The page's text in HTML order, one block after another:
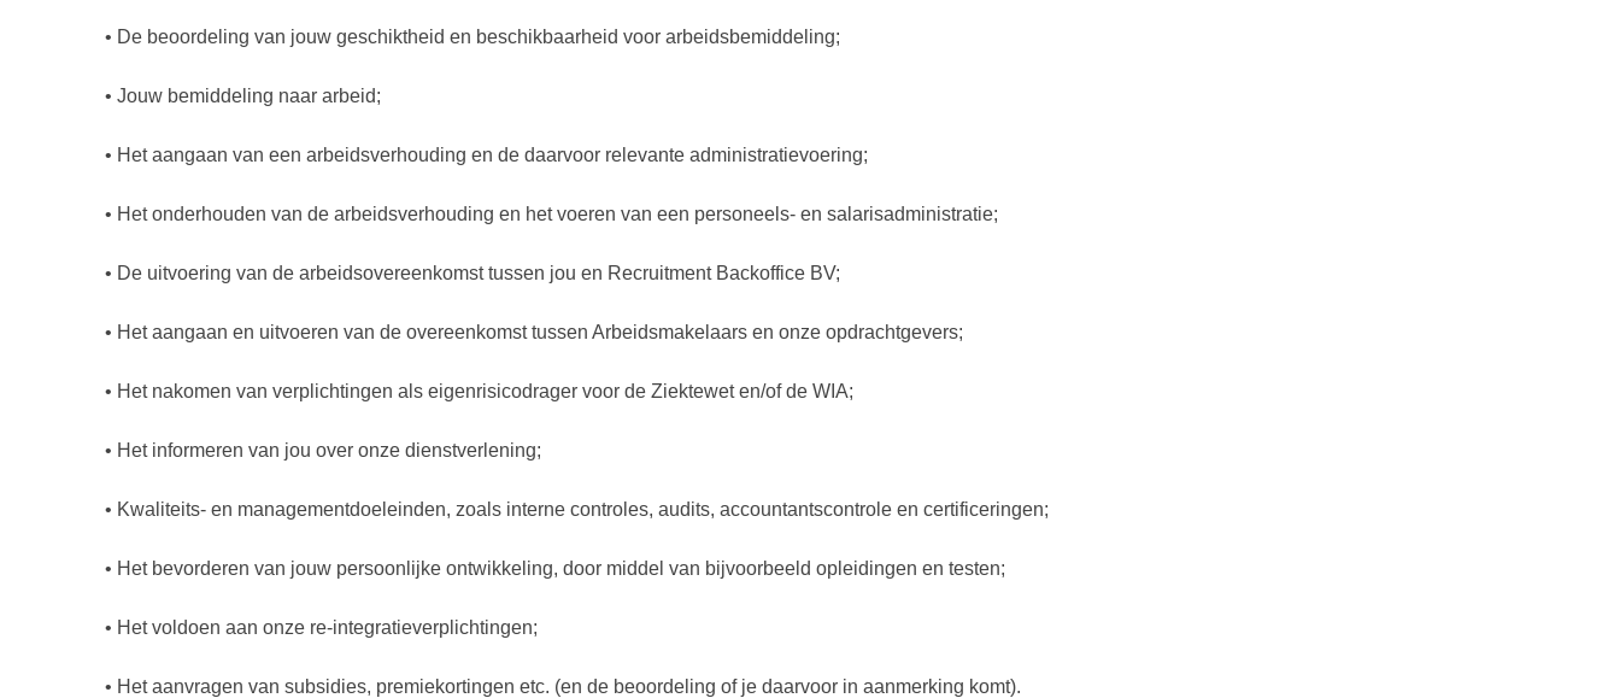
• De beoordeling van jouw geschiktheid en beschikbaarheid voor arbeidsbemiddeling;
• Jouw bemiddeling naar arbeid;
• Het aangaan van een arbeidsverhouding en de daarvoor relevante administratievoering;
• Het onderhouden van de arbeidsverhouding en het voeren van een personeels- en salarisadministratie;
• De uitvoering van de arbeidsovereenkomst tussen jou en Recruitment Backoffice BV;
• Het aangaan en uitvoeren van de overeenkomst tussen Arbeidsmakelaars en onze opdrachtgevers;
• Het nakomen van verplichtingen als eigenrisicodrager voor de Ziektewet en/of de WIA;
• Het informeren van jou over onze dienstverlening;
• Kwaliteits- en managementdoeleinden, zoals interne controles, audits, accountantscontrole en certificeringen;
• Het bevorderen van jouw persoonlijke ontwikkeling, door middel van bijvoorbeeld opleidingen en testen;
• Het voldoen aan onze re-integratieverplichtingen;
• Het aanvragen van subsidies, premiekortingen etc. (en de beoordeling of je daarvoor in aanmerking komt).